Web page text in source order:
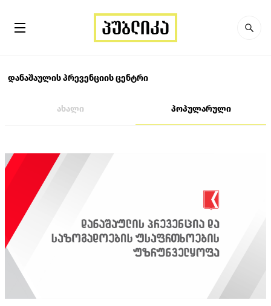
დანაშაულის პრევენციის ცენტრი
ახალი პოპულარული